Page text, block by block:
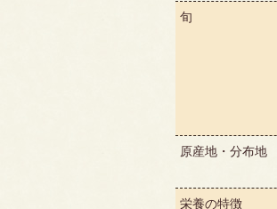
旬
原産地・分布地
栄養の特徴